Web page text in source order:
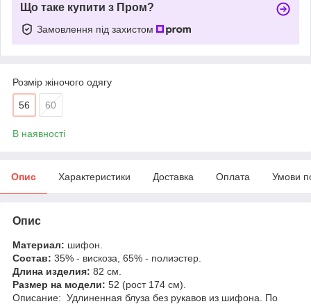
Що таке купити з Пром?
Замовлення під захистом
Розмір жіночого одягу
56 60
В наявності
Опис Характеристики Доставка Оплата Умови
Опис
Материал: шифон.
Состав: 35% - вискоза, 65% - полиэстер
Длина изделия: 82 см.
Размер на модели: 52 (рост 174 см).
Описание: Удлиненная блуза без рукавов из шифона. По